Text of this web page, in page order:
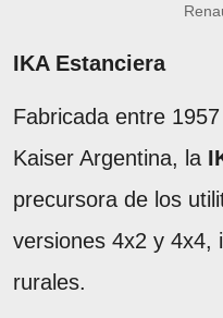
IKA Estanciera
Fabricada entre
Kaiser Argentina, la
precursora de los
versiones 4x2 y 4x4,
rurales.